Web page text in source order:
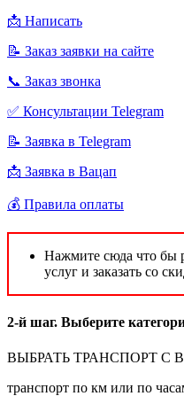
📩 Написать
📝 Заказ заявки на сайте
📞 Заказ звонка
✅ Консультации Telegram
📝 Заявка в Telegram
📩 Заявка в Вацап
💰 Правила оплаты
Нажмите сюда что бы
услуг и заказать со
2-й шаг. Выберите
ВЫБРАТЬ ТРАНСПОРТ С
транспорт по км или по